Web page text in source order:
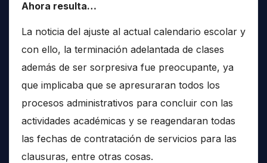
Ahora resulta…
La noticia del ajuste al actual calendario escolar y
con ello, la terminación adelantada de clases
además de ser sorpresiva fue preocupante, ya
que implicaba que se apresuraran todos los
procesos administrativos para concluir con las
actividades académicas y se reagendaran todas
las fechas de contratación de servicios para las
clausuras, entre otras cosas.